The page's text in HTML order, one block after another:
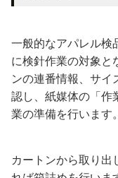
一般的なアパレル検
に検針作業の対象と
ンの連番情報、サイ
認し、紙媒体の「作
業の準備を行います。
カートンから取り出